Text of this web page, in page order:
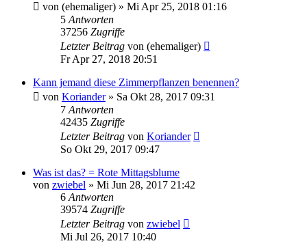
von (ehemaliger) » Mi Apr 25, 2018 01:16
5 Antworten
37256 Zugriffe
Letzter Beitrag von (ehemaliger)
Fr Apr 27, 2018 20:51
Kann jemand diese Zimmerpflanzen benennen?
von Koriander» Sa Okt 28, 2017 09:31
7 Antworten
42435 Zugriffe
Letzter Beitrag von Koriander
So Okt 29, 2017 09:47
Was ist das? = Rote Mittagsblume
von zwiebel » Mi Jun 28, 2017 21:42
6 Antworten
39574 Zugriffe
Letzter Beitrag von zwiebel
Mi Jul 26, 2017 10:40